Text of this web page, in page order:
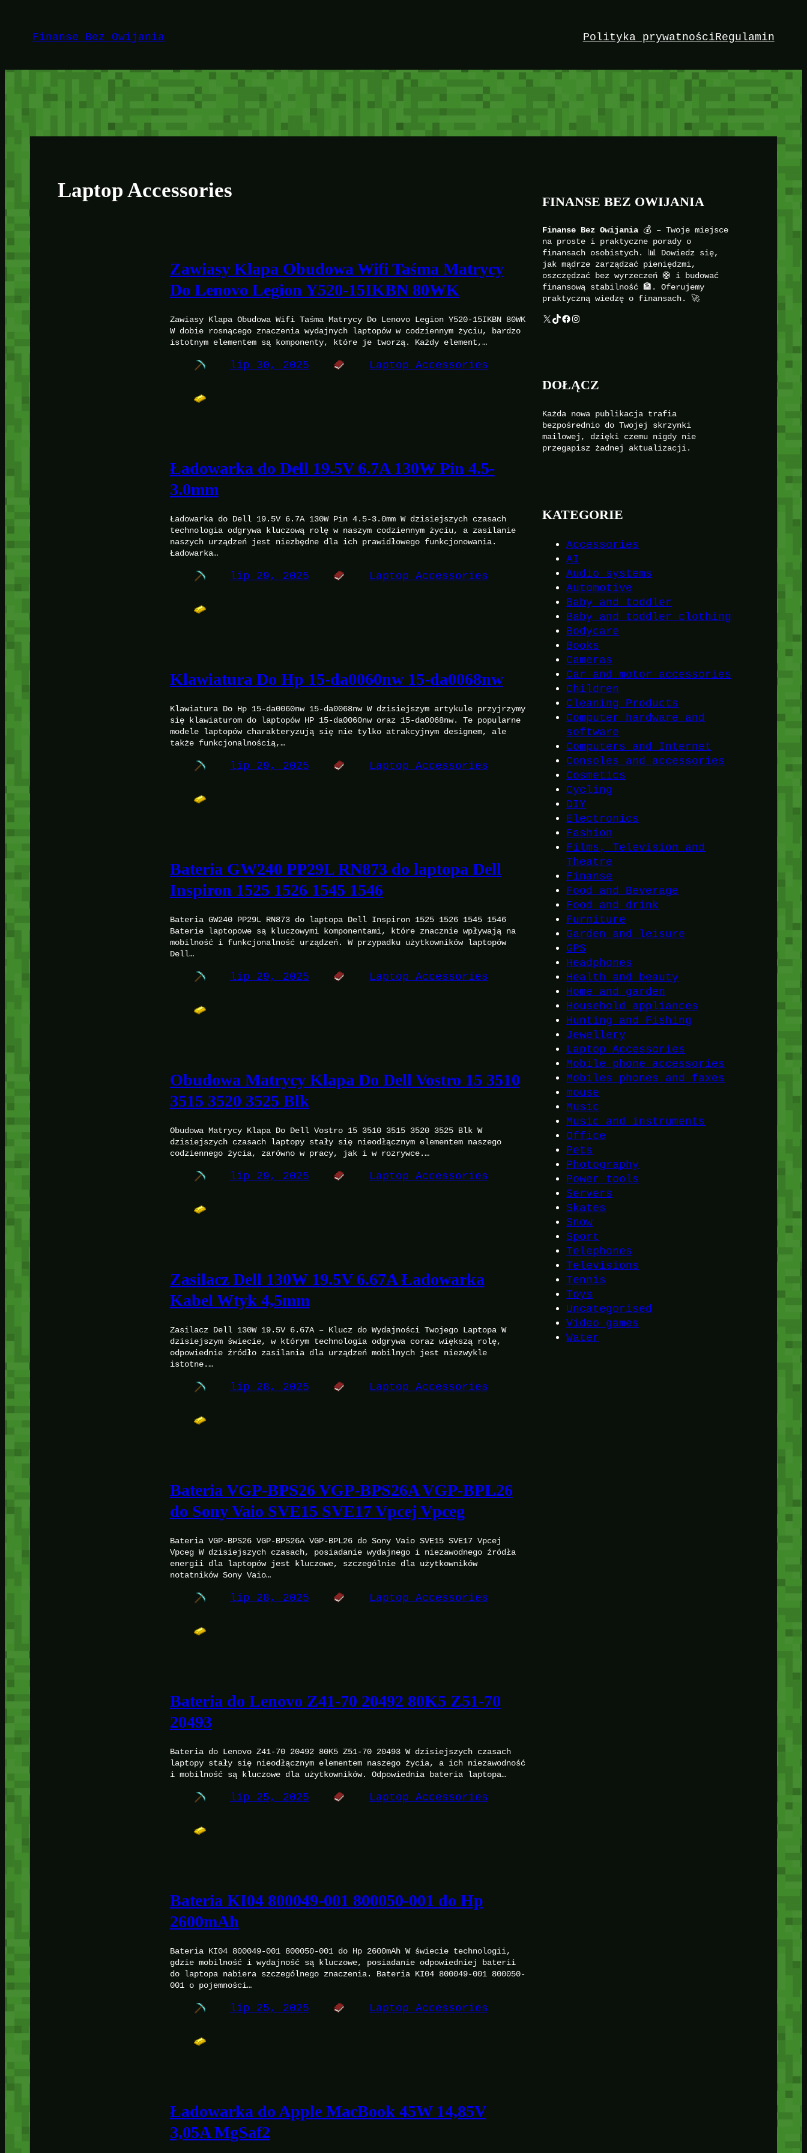
treściFinanse Bez Owijania Polityka prywatnościRegulamin
Laptop Accessories
Zawiasy Klapa Obudowa Wifi Taśma Matrycy
Do Lenovo Legion Y520-15IKBN 80WK
Zawiasy Klapa Obudowa Wifi Taśma Matrycy Do Lenovo Legion Y520-15IKBN 80WK
W dobie rosnącego znaczenia wydajnych laptopów w codziennym życiu, bardzo
istotnym elementem są komponenty, które je tworzą. Każdy element,…
lip 30, 2025 Laptop Accessories
Ładowarka do Dell 19.5V 6.7A 130W Pin 4.5-
3.0mm
Ładowarka do Dell 19.5V 6.7A 130W Pin 4.5-3.0mm W dzisiejszych czasach
technologia odgrywa kluczową rolę w naszym codziennym życiu, a zasilanie
naszych urządzeń jest niezbędne dla ich prawidłowego funkcjonowania.
Ładowarka…
lip 29, 2025 Laptop Accessories
Klawiatura Do Hp 15-da0060nw 15-da0068nw
Klawiatura Do Hp 15-da0060nw 15-da0068nw W dzisiejszym artykule przyjrzymy
się klawiaturom do laptopów HP 15-da0060nw oraz 15-da0068nw. Te popularne
modele laptopów charakteryzują się nie tylko atrakcyjnym designem, ale
także funkcjonalnością,…
lip 29, 2025 Laptop Accessories
Bateria GW240 PP29L RN873 do laptopa Dell
Inspiron 1525 1526 1545 1546
Bateria GW240 PP29L RN873 do laptopa Dell Inspiron 1525 1526 1545 1546
Baterie laptopowe są kluczowymi komponentami, które znacznie wpływają na
mobilność i funkcjonalność urządzeń. W przypadku użytkowników laptopów
Dell…
lip 29, 2025 Laptop Accessories
Obudowa Matrycy Klapa Do Dell Vostro 15 3510
3515 3520 3525 Blk
Obudowa Matrycy Klapa Do Dell Vostro 15 3510 3515 3520 3525 Blk W
dzisiejszych czasach laptopy stały się nieodłącznym elementem naszego
codziennego życia, zarówno w pracy, jak i w rozrywce.…
lip 29, 2025 Laptop Accessories
Zasilacz Dell 130W 19.5V 6.67A Ładowarka
Kabel Wtyk 4,5mm
Zasilacz Dell 130W 19.5V 6.67A – Klucz do Wydajności Twojego Laptopa W
dzisiejszym świecie, w którym technologia odgrywa coraz większą rolę,
odpowiednie źródło zasilania dla urządzeń mobilnych jest niezwykle
istotne.…
lip 28, 2025 Laptop Accessories
Bateria VGP-BPS26 VGP-BPS26A VGP-BPL26
do Sony Vaio SVE15 SVE17 Vpcej Vpceg
Bateria VGP-BPS26 VGP-BPS26A VGP-BPL26 do Sony Vaio SVE15 SVE17 Vpcej
Vpceg W dzisiejszych czasach, posiadanie wydajnego i niezawodnego źródła
energii dla laptopów jest kluczowe, szczególnie dla użytkowników
notatników Sony Vaio…
lip 28, 2025 Laptop Accessories
Bateria do Lenovo Z41-70 20492 80K5 Z51-70
20493
Bateria do Lenovo Z41-70 20492 80K5 Z51-70 20493 W dzisiejszych czasach
laptopy stały się nieodłącznym elementem naszego życia, a ich niezawodność
i mobilność są kluczowe dla użytkowników. Odpowiednia bateria laptopa…
lip 25, 2025 Laptop Accessories
Bateria KI04 800049-001 800050-001 do Hp
2600mAh
Bateria KI04 800049-001 800050-001 do Hp 2600mAh W świecie technologii,
gdzie mobilność i wydajność są kluczowe, posiadanie odpowiedniej baterii
do laptopa nabiera szczególnego znaczenia. Bateria KI04 800049-001 800050-
001 o pojemności…
lip 25, 2025 Laptop Accessories
Ładowarka do Apple MacBook 45W 14,85V
3,05A MgSaf2
FINANSE BEZ OWIJANIA
Finanse Bez Owijania 💰 – Twoje miejsce
na proste i praktyczne porady o
finansach osobistych. 📊 Dowiedz się,
jak mądrze zarządzać pieniędzmi,
oszczędzać bez wyrzeczeń 🛟 i budować
finansową stabilność 🏦. Oferujemy
praktyczną wiedzę o finansach. 🚀
X TikTok Facebook Instagram
DOŁĄCZ
Każda nowa publikacja trafia
bezpośrednio do Twojej skrzynki
mailowej, dzięki czemu nigdy nie
przegapisz żadnej aktualizacji.
KATEGORIE
Accessories
AI
Audio systems
Automotive
Baby and toddler
Baby and toddler clothing
Bodycare
Books
Cameras
Car and motor accessories
Children
Cleaning Products
Computer hardware and
software
Computers and Internet
Consoles and accessories
Cosmetics
Cycling
DIY
Electronics
Fashion
Films, Television and
Theatre
Finanse
Food and Beverage
Food and drink
Furniture
Garden and leisure
GPS
Headphones
Health and beauty
Home and garden
Household appliances
Hunting and Fishing
Jewellery
Laptop Accessories
Mobile phone accessories
Mobiles phones and faxes
mouse
Music
Music and instruments
Office
Pets
Photography
Power tools
Servers
Skates
Snow
Sport
Telephones
Televisions
Tennis
Toys
Uncategorised
Video games
Water